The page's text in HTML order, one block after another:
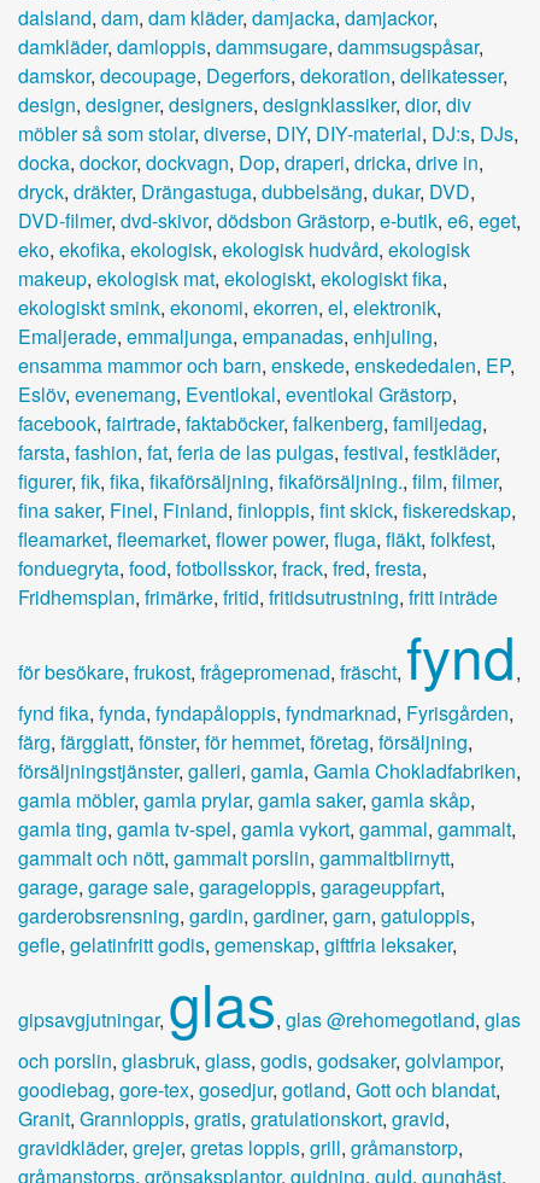
dalsland, dam, dam kläder, damjacka, damjackor,
damkläder, damloppis, dammsugare, dammsugspåsar,
damskor, decoupage, Degerfors, dekoration, delikatesser,
design, designer, designers, designklassiker, dior, div
möbler så som stolar, diverse, DIY, DIY-material, DJ:s, DJs,
docka, dockor, dockvagn, Dop, draperi, dricka, drive in,
dryck, dräkter, Drängastuga, dubbelsäng, dukar, DVD,
DVD-filmer, dvd-skivor, dödsbon Grästorp, e-butik, e6, eget,
eko, ekofika, ekologisk, ekologisk hudvård, ekologisk
makeup, ekologisk mat, ekologiskt, ekologiskt fika,
ekologiskt smink, ekonomi, ekorren, el, elektronik,
Emaljerade, emmaljunga, empanadas, enhjuling,
ensamma mammor och barn, enskede, enskededalen, EP,
Eslöv, evenemang, Eventlokal, eventlokal Grästorp,
facebook, fairtrade, faktaböcker, falkenberg, familjedag,
farsta, fashion, fat, feria de las pulgas, festival, festkläder,
figurer, fik, fika, fikaförsäljning, fikaförsäljning., film, filmer,
fina saker, Finel, Finland, finloppis, fint skick, fiskeredskap,
fleamarket, fleemarket, flower power, fluga, fläkt, folkfest,
fonduegryta, food, fotbollsskor, frack, fred, fresta,
Fridhemsplan, frimärke, fritid, fritidsutrustning, fritt inträde
för besökare, frukost, frågepromenad, fräscht, fynd,
fynd fika, fynda, fyndapåloppis, fyndmarknad, Fyrisgården,
färg, färgglatt, fönster, för hemmet, företag, försäljning,
försäljningstjänster, galleri, gamla, Gamla Chokladfabriken,
gamla möbler, gamla prylar, gamla saker, gamla skåp,
gamla ting, gamla tv-spel, gamla vykort, gammal, gammalt,
gammalt och nött, gammalt porslin, gammaltblirnytt,
garage, garage sale, garageloppis, garageuppfart,
garderobsrensning, gardin, gardiner, garn, gatuloppis,
gefle, gelatinfritt godis, gemenskap, giftfria leksaker,
gipsavgjutningar, glas, glas @rehomegotland, glas
och porslin, glasbruk, glass, godis, godsaker, golvlampor,
goodiebag, gore-tex, gosedjur, gotland, Gott och blandat,
Granit, Grannloppis, gratis, gratulationskort, gravid,
gravidkläder, grejer, gretas loppis, grill, gråmanstorp,
gråmanstorps, grönsaksplantor, guidning, guld, gunghäst,